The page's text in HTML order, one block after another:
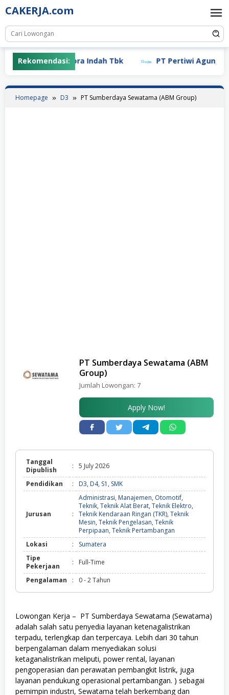
Skip
to
content
CAKERJA.com
Rekomendasi:
PT Mayora Indah Tbk PT Pertiwi Agung
Homepage D3 PT Sumberdaya Sewatama (ABM Group)
PT Sumberdaya Sewatama (ABM
Group)
Jumlah Lowongan: 7
Apply Now!
Tanggal
Dipublish
: 5 July 2026
Pendidikan : D3, D4, S1 , SMK
Jurusan :
Administrasi, Manajemen, Otomotif,
Teknik, Teknik Alat Berat, Teknik Elektro,
Teknik Kendaraan Ringan (TKR), Teknik
Mesin, Teknik Pengelasan, Teknik
Perpipaan, Teknik Pertambangan
Lokasi
:
Sumatera
Tipe
Pekerjaan
: Full-Time
Pengalaman : 0 - 2 Tahun
Lowongan Kerja – PT Sumberdaya Sewatama (Sewatama)
adalah salah satu penyedia layanan ketenagalistrikan
terpadu, terlengkap dan terpercaya. Lebih dari 30 tahun
berpengalaman dalam menyediakan solusi
ketaganalistrikan meliputi, power rental, layanan
pengoperasian dan perawatan pembangkit listrik, juga
layanan pendukung operasional pertambangan. ) sebagai
pemimpin industri, Sewatama telah berkembang dan